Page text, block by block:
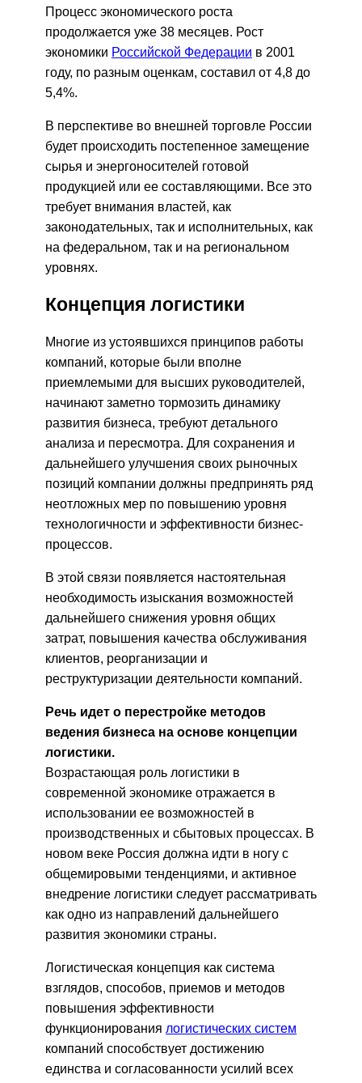
Процесс экономического роста
продолжается уже 38 месяцев. Рост
экономики Российской Федерации в 2001
году, по разным оценкам, составил от 4,8 до
5,4%.
В перспективе во внешней торговле России
будет происходить постепенное замещение
сырья и энергоносителей готовой
продукцией или ее составляющими. Все это
требует внимания властей, как
законодательных, так и исполнительных, как
на федеральном, так и на региональном
уровнях.
Концепция логистики
Многие из устоявшихся принципов работы
компаний, которые были вполне
приемлемыми для высших руководителей,
начинают заметно тормозить динамику
развития бизнеса, требуют детального
анализа и пересмотра. Для сохранения и
дальнейшего улучшения своих рыночных
позиций компании должны предпринять ряд
неотложных мер по повышению уровня
технологичности и эффективности бизнес-
процессов.
В этой связи появляется настоятельная
необходимость изыскания возможностей
дальнейшего снижения уровня общих
затрат, повышения качества обслуживания
клиентов, реорганизации и
реструктуризации деятельности компаний.
Речь идет о перестройке методов
ведения бизнеса на основе концепции
логистики.
Возрастающая роль логистики в
современной экономике отражается в
использовании ее возможностей в
производственных и сбытовых процессах. В
новом веке Россия должна идти в ногу с
общемировыми тенденциями, и активное
внедрение логистики следует рассматривать
как одно из направлений дальнейшего
развития экономики страны.
Логистическая концепция как система
взглядов, способов, приемов и методов
повышения эффективности
функционирования логистических систем
компаний способствует достижению
единства и согласованности усилий всех